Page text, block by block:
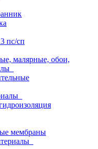
пс/сп
малярные, обои,
мембраны